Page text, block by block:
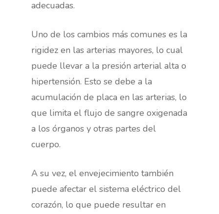
adecuadas.
Uno de los cambios más comunes es la
rigidez en las arterias mayores, lo cual
puede llevar a la presión arterial alta o
hipertensión. Esto se debe a la
acumulación de placa en las arterias, lo
que limita el flujo de sangre oxigenada
a los órganos y otras partes del
cuerpo.
A su vez, el envejecimiento también
puede afectar el sistema eléctrico del
corazón, lo que puede resultar en